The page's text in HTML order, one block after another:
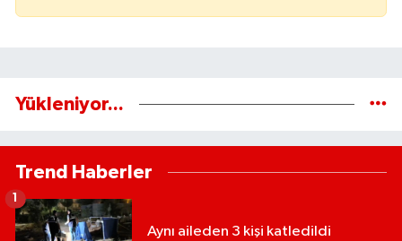
Yükleniyor...
Trend Haberler
Aynı aileden 3 kişi katledildi